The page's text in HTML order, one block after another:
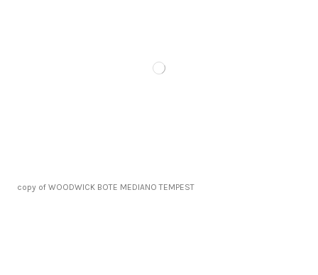
copy of WOODWICK BOTE MEDIANO TEMPEST